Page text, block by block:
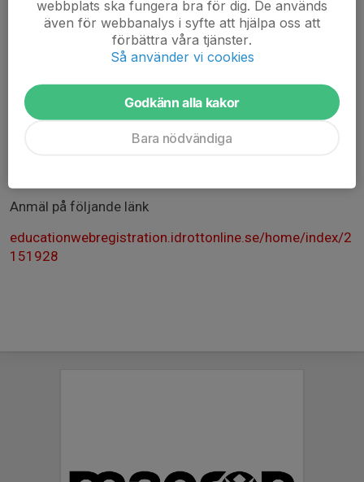
och nivåer. Om övningarna genomförs kontinuerligt
utvecklas idrottarens rörelsemönster och ökar
idrottarens chans att förbli skadefri.
Utbildningen är en del av serien Skadehantering inom
idrotten, fler utbildningar i ser
Mer info på följande länk
https://educationwebregistration.idrottonline.se/home/
Anmäl på följande länk
educationwebregistration.idrottonline.se/home/index/2
151928
webbplats ska fungera bra för dig. De används
även för webbanalys i syfte att hjälpa oss att
förbättra våra tjänster.
Så använder vi cookies
Godkänn alla kakor
Bara nödvändiga